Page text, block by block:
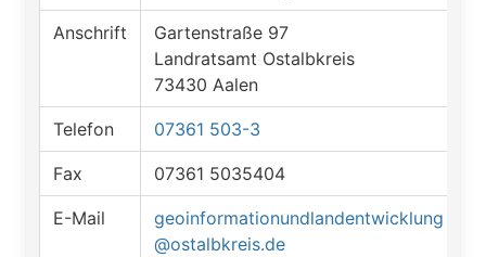
Anschrift
Gartenstraße 97
Landratsamt Ostalbkreis
73430 Aalen
Telefon 07361 503-3
Fax 07361 5035404
E-Mail
geoinformationundlandentwicklung
@ostalbkreis.de